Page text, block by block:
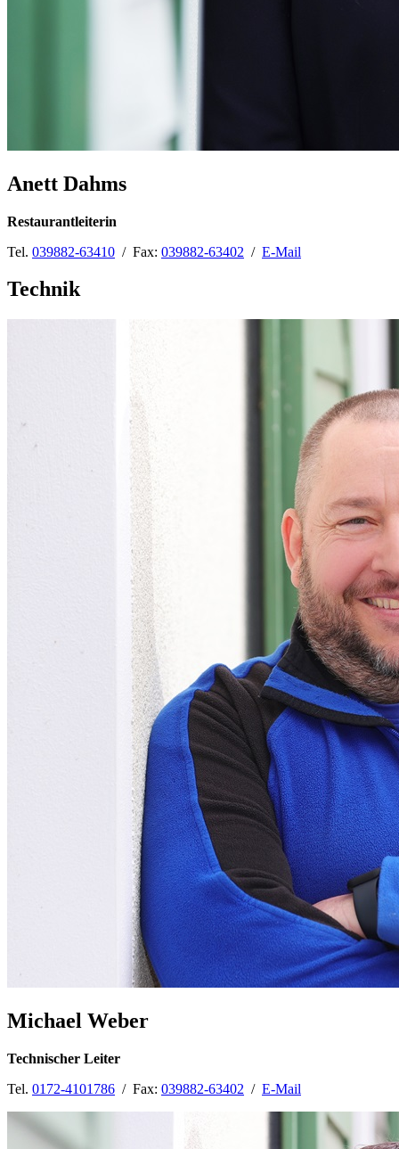
Anett Dahms
Restaurantleiterin
Tel. 039882-63410 / Fax: 039882-63402 / E-Mail
Technik
Michael Weber
Technischer Leiter
Tel. 0172-4101786 / Fax: 039882-63402 / E-Mail